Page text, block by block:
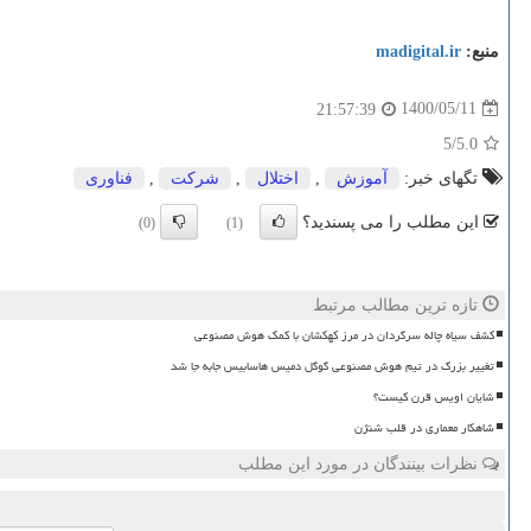
منبع: madigital.ir
1400/05/11
21:57:39
5.0
/5
تگهای خبر:
آموزش , اختلال , شركت , فناوری
این مطلب را می پسندید؟ (1)
(0)
تازه ترین مطالب مرتبط
کشف سیاه چاله سرگردان در مرز کهکشان با کمک هوش مصنوعی
تغییر بزرگ در تیم هوش مصنوعی گوگل دمیس هاسابیس جابه جا شد
شایان اویس قرن کیست؟
شاهکار معماری در قلب شنژن
نظرات بینندگان در مورد این مطلب